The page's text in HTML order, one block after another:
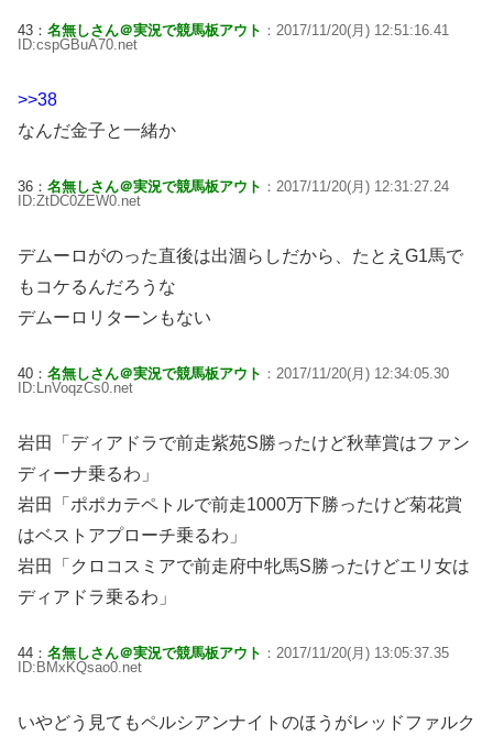
43： 名無しさん＠実況で競馬板アウト ：2017/11/20(月) 12:51:16.41
ID:cspGBuA70.net
>>38
なんだ金子と一緒か
36： 名無しさん＠実況で競馬板アウト ：2017/11/20(月) 12:31:27.24
ID:ZtDC0ZEW0.net
デムーロがのった直後は出涸らしだから、たとえG1馬で
もコケるんだろうな
デムーロリターンもない
40： 名無しさん＠実況で競馬板アウト ：2017/11/20(月) 12:34:05.30
ID:LnVoqzCs0.net
岩田「ディアドラで前走紫苑S勝ったけど秋華賞はファン
ディーナ乗るわ」
岩田「ポポカテペトルで前走1000万下勝ったけど菊花賞
はベストアプローチ乗るわ」
岩田「クロコスミアで前走府中牝馬S勝ったけどエリ女は
ディアドラ乗るわ」
44： 名無しさん＠実況で競馬板アウト ：2017/11/20(月) 13:05:37.35
ID:BMxKQsao0.net
いやどう見てもペルシアンナイトのほうがレッドファルク